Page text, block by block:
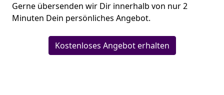
Gerne übersenden wir Dir innerhalb von nur2
Minuten Dein persönliches Angebot.
Kostenloses Angebot erhalten